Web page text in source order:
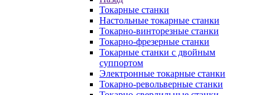
Токарные станки
Настольные токарные станки
Токарно-винторезные станки
Токарно-фрезерные станки
Токарные станки с двойным
суппортом
Электронные токарные станки
Токарно-револьверные станки